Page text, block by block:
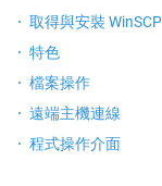
取得與安裝 WinSCP
特色
檔案操作
遠端主機連線
程式操作介面